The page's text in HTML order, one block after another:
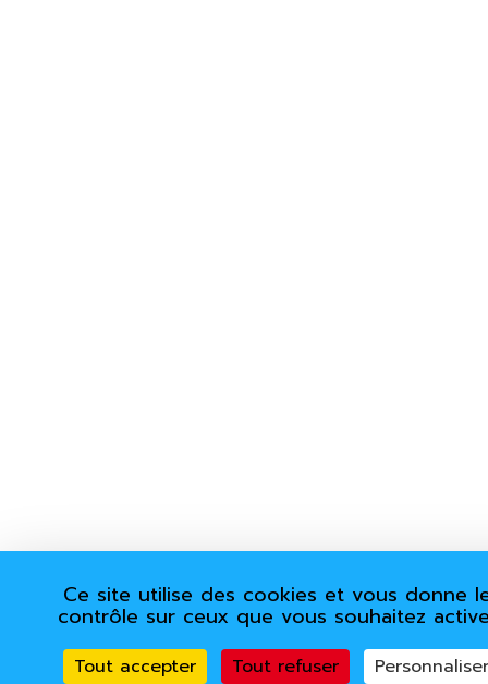
Ce site utilise des cookies et vous donne
contrôle sur ceux que vous souhaitez
Tout accepter Tout refuser Personnaliser